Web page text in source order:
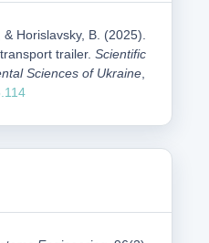
Horislavsky, B. (2025).
trailer.Scientific
Sciences of Ukraine